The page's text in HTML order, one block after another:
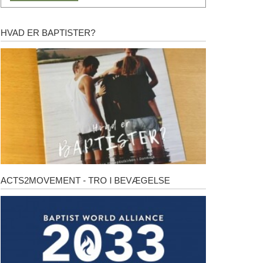
Hvad
er
baptister?
HVAD ER BAPTISTER?
Acts2Movement
ACTS2MOVEMENT - TRO I BEVÆGELSE